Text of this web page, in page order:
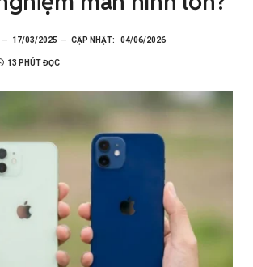
17/03/2025 CẬP NHẬT: 04/06/2026
13 PHÚT ĐỌC